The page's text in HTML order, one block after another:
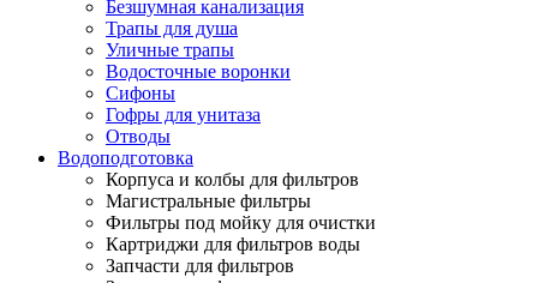
Безшумная канализация
Трапы для душа
Уличные трапы
Водосточные воронки
Сифоны
Гофры для унитаза
Отводы
Водоподготовка
Корпуса и колбы для фильтров
Магистральные фильтры
Фильтры под мойку для очистки
Картриджи для фильтров воды
Запчасти для фильтров